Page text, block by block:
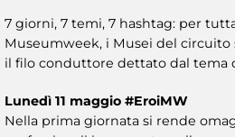
7 giorni, 7 temi, 7 hashtag: per
Museumweek, i Musei del
il filo conduttore dettato dal tema
Lunedì 11 maggio #EroiMW
Nella prima giornata si rende